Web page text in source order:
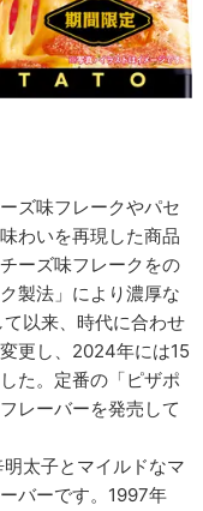
ズ味フレークやパセ
わいを再現した商品
ーズ味フレークをの
製法」により濃厚な
以来、時代に合わせ
更し、2024年には15
た。定番の「ピザポ
レーバーを発売して
明太子とマイルドなマ
バーです。1997年